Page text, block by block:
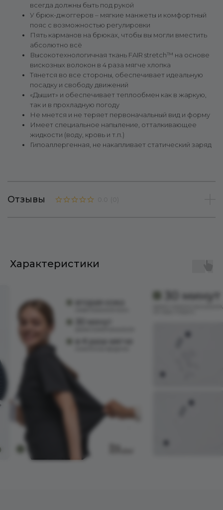
всегда должны быть под рукой
У брюк-джоггеров – мягкие манжеты и комфортный
пояс с возможностью регулировки
Пять карманов на брюках, чтобы вы могли вместить
абсолютно всё
Высокотехнологичная ткань FAIR stretch™ на основе
вискозных волокон в 4 раза мягче хлопка
Тянется во все стороны, обеспечивает идеальную
посадку и свободу движений
«Дышит» и обеспечивает теплообмен как в жаркую,
так и в прохладную погоду
Не мнется и не теряет первоначальный вид и форму
Имеет специальное напыление, отталкивающее
жидкости (воду, кровь и т.п.)
Гипоаллергенная, не накапливает статический заряд
Отзывы
Характеристики